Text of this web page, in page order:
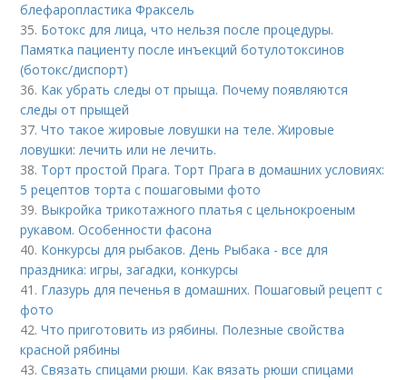
блефаропластика Фраксель
35. Ботокс для лица, что нельзя после процедуры.
Памятка пациенту после инъекций ботулотоксинов
(ботокс/диспорт)
36. Как убрать следы от прыща. Почему появляются
следы от прыщей
37.Что такое жировые ловушки на теле. Жировые
ловушки: лечить или не лечить.
38. Торт простой Прага. Торт Прага в домашних условиях:
5 рецептов торта с пошаговыми фото
39. Выкройка трикотажного платья с цельнокроеным
рукавом. Особенности фасона
40. Конкурсы для рыбаков. День Рыбака - все для
праздника: игры, загадки, конкурсы
41. Глазурь для печенья в домашних. Пошаговый рецепт с
фото
42.Что приготовить из рябины. Полезные свойства
красной рябины
43.Связать спицами рюши. Как вязать рюши спицами